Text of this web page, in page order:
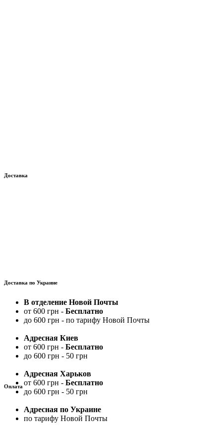
Доставка
Доставка по Украине
В отделение Новой Почты
от 600 грн - Бесплатно
до 600 грн - по тарифу Новой Почты
Адресная Киев
от 600 грн - Бесплатно
до 600 грн - 50 грн
Адресная Харьков
от 600 грн - Бесплатно
до 600 грн - 50 грн
Адресная по Украине
по тарифу Новой Почты
Оплата